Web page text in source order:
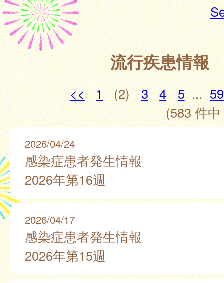
流行疾患情報
<< 1 (2) 3 4 5 ... 59
(583 件
2026/04/24
感染症患者発生情報
2026年第16週
2026/04/17
感染症患者発生情報
2026年第15週